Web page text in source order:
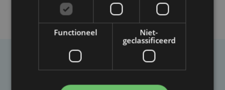
Taalfout opgemerkt?
Heb je een taal- of schrijffout opgemerkt in dit
Functioneel
Niet-
geclassificeerd